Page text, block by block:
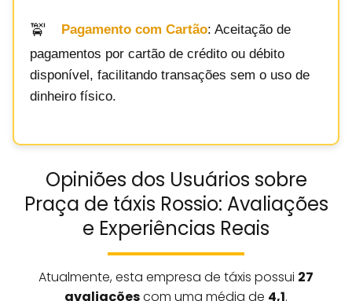
Pagamento com Cartão: Aceitação de
pagamentos por cartão de crédito ou débito
disponível, facilitando transações sem o uso de
dinheiro físico.
Opiniões dos Usuários sobre
Praça de táxis Rossio: Avaliações
e Experiências Reais
Atualmente, esta empresa de táxis possui 27
avaliaçõescom uma média de 4,1.